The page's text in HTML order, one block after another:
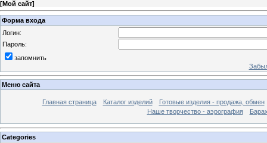
[Мой сайт]
Форма входа
Логин:
Пароль:
запомнить
Меню сайта
Главная страница Каталог изделий
Готовые изделия - продажа, обмен
Наше творчество - аэрография
Categories